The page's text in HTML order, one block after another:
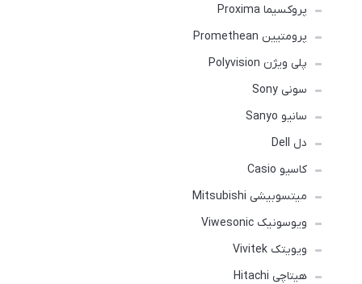
پروکسیما Proxima
پرومتیین Promethean
پلی ویژن Polyvision
سونی Sony
سانیو Sanyo
دل Dell
کاسیو Casio
میتسوبیشی Mitsubishi
ویوسونیک Viwesonic
ویویتک Vivitek
هیتاچی Hitachi